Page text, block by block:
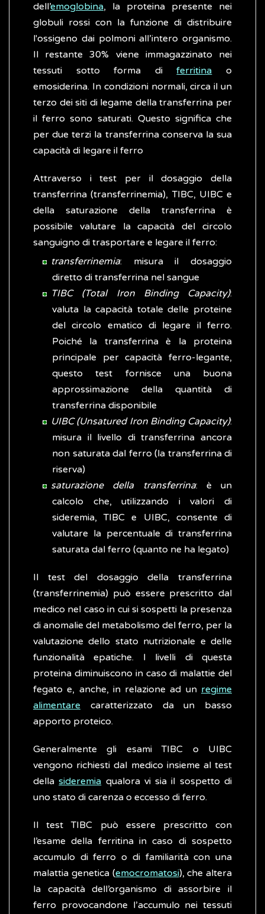
dell’emoglobina, la proteina presente nei
globuli rossi con la funzione di distribuire
l'ossigeno dai polmoni all’intero organismo.
Il restante 30% viene immagazzinato nei
tessuti sotto forma diferritina o
emosiderina. In condizioni normali, circa il un
terzo dei siti di legame della transferrina per
il ferro sono saturati. Questo significa che
per due terzi la transferrina conserva la sua
capacità di legare il ferro
Attraverso i test per il dosaggio della
transferrina (transferrinemia), TIBC, UIBC e
della saturazione della transferrina è
possibile valutare la capacità del circolo
sanguigno di trasportare e legare il ferro:
transferrinemia: misura il dosaggio
diretto di transferrina nel sangue
TIBC
(Total Iron Binding Capacity):
valuta la capacità totale delle proteine
del circolo ematico di legare il ferro.
Poiché la transferrina è la proteina
principale per capacità ferro-legante,
questo test fornisce una buona
approssimazione della quantità di
transferrina disponibile
UIBC (Unsatured Iron Binding Capacity):
misura il livello di transferrina ancora
non saturata dal ferro (la transferrina di
riserva)
saturazione della transferrina: è un
calcolo che, utilizzando i valori di
sideremia, TIBC e UIBC, consente di
valutare la percentuale di transferrina
saturata dal ferro (quanto ne ha legato)
Il test del dosaggio della transferrina
(transferrinemia) può essere prescritto dal
medico nel caso in cui si sospetti la presenza
di anomalie del metabolismo del ferro, per la
valutazione dello stato nutrizionale e delle
funzionalità epatiche. I livelli di questa
proteina diminuiscono in caso di malattie del
fegato e, anche, in relazione ad un regime
alimentare caratterizzato da un basso
apporto proteico.
Generalmente gli esami TIBC o UIBC
vengono richiesti dal medico insieme al test
dellasideremia qualora vi sia il sospetto di
uno stato di carenza o eccesso di ferro.
Il test TIBC può essere prescritto con
l’esame della ferritina in caso di sospetto
accumulo di ferro o di familiarità con una
malattia genetica (emocromatosi), che altera
la capacità dell’organismo di assorbire il
ferro provocandone l’accumulo nei tessuti